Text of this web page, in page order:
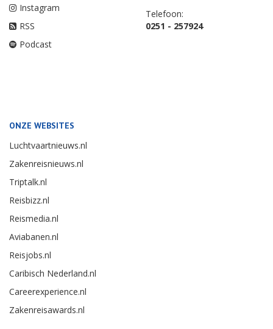
Instagram
RSS
Podcast
Telefoon:
0251 - 257924
ONZE WEBSITES
Luchtvaartnieuws.nl
Zakenreisnieuws.nl
Triptalk.nl
Reisbizz.nl
Reismedia.nl
Aviabanen.nl
Reisjobs.nl
Caribisch Nederland.nl
Careerexperience.nl
Zakenreisawards.nl